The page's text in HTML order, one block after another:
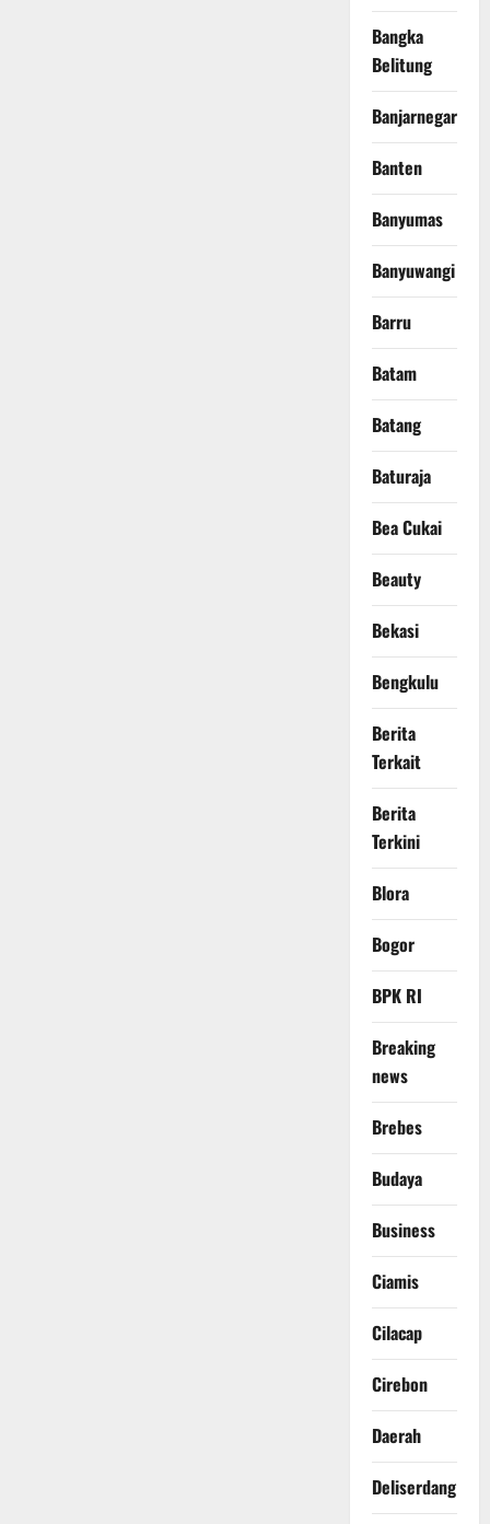
Bangka
Belitung
Banjarnegara
Banten
Banyumas
Banyuwangi
Barru
Batam
Batang
Baturaja
Bea Cukai
Beauty
Bekasi
Bengkulu
Berita
Terkait
Berita
Terkini
Blora
Bogor
BPK RI
Breaking
news
Brebes
Budaya
Business
Ciamis
Cilacap
Cirebon
Daerah
Deliserdang